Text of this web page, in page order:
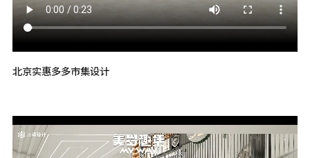
北京实惠多多市集设计